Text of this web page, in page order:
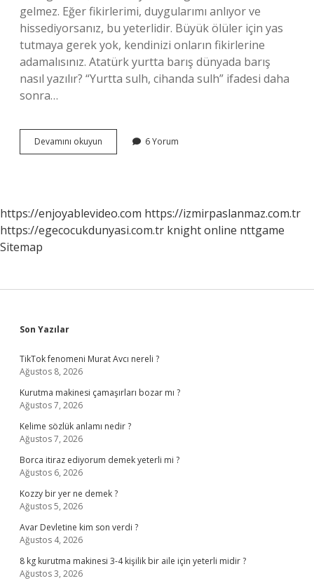
gelmez. Eğer fikirlerimi, duygularımı anlıyor ve
hissediyorsanız, bu yeterlidir. Büyük ölüler için yas
tutmaya gerek yok, kendinizi onların fikirlerine
adamalısınız. Atatürk yurtta barış dünyada barış
nasıl yazılır? “Yurtta sulh, cihanda sulh” ifadesi daha
sonra…
Devamını okuyun Atatürkün
Barış
Ünlü
Sözü
6 Yorum
https://enjoyablevideo.com https://izmirpaslanmaz.com.tr
https://egecocukdunyasi.com.tr knight online nttgame
Sitemap
Sidebar
Son Yazılar
TikTok fenomeni Murat Avcı nereli ?
Ağustos 8, 2026
Kurutma makinesi çamaşırları bozar mı ?
Ağustos 7, 2026
Kelime sözlük anlamı nedir ?
Ağustos 7, 2026
Borca itiraz ediyorum demek yeterli mi ?
Ağustos 6, 2026
Kozzy bir yer ne demek ?
Ağustos 5, 2026
Avar Devletine kim son verdi ?
Ağustos 4, 2026
8 kg kurutma makinesi 3-4 kişilik bir aile için yeterli midir ?
Ağustos 3, 2026